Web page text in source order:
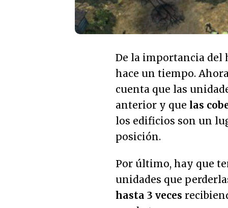
De la importancia del
hace un tiempo.
cuenta que las
anterior y que las
los edificios son un
posición.
Por último, hay que
unidades que
hasta 3 veces